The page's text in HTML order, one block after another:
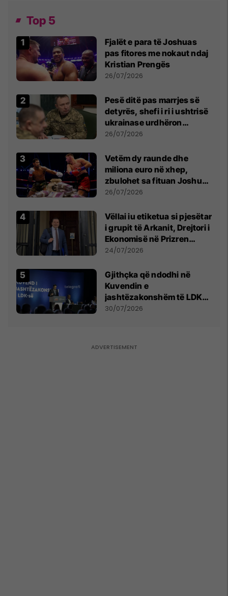
Top 5
Fjalët e para të Joshuas
pas fitores me nokaut ndaj
Kristian Prengës
26/07/2026
Pesë ditë pas marrjes së
detyrës, shefi i ri i ushtrisë
ukrainase urdhëron
kontroll të madh
26/07/2026
Vetëm dy raunde dhe
miliona euro në xhep,
zbulohet sa fituan Joshua
e Prenga
26/07/2026
Vëllai iu etiketua si pjesëtar
i grupit të Arkanit, Drejtori i
Ekonomisë në Prizren
mohon pretendimet
24/07/2026
Gjithçka që ndodhi në
Kuvendin e
jashtëzakonshëm të LDK-
së
30/07/2026